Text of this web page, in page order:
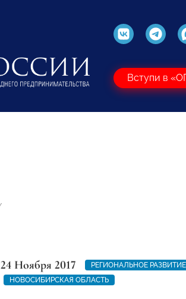
Вступи в
24 Ноября 2017
РЕГИОНАЛЬНОЕ РАЗВИТИЕ
НОВОСИБИРСКАЯ ОБЛАСТЬ